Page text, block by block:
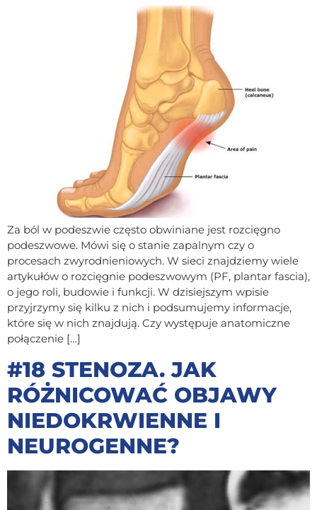
Za ból w podeszwie często obwiniane jest rozcięgno
podeszwowe. Mówi się o stanie zapalnym czy o
procesach zwyrodnieniowych. W sieci znajdziemy wiele
artykułów o rozcięgnie podeszwowym (PF, plantar fascia),
o jego roli, budowie i funkcji. W dzisiejszym wpisie
przyjrzymy się kilku z nich i podsumujemy informacje,
które się w nich znajdują. Czy występuje anatomiczne
połączenie […]
#18 STENOZA. JAK
RÓŻNICOWAĆ OBJAWY
NIEDOKRWIENNE I
NEUROGENNE?